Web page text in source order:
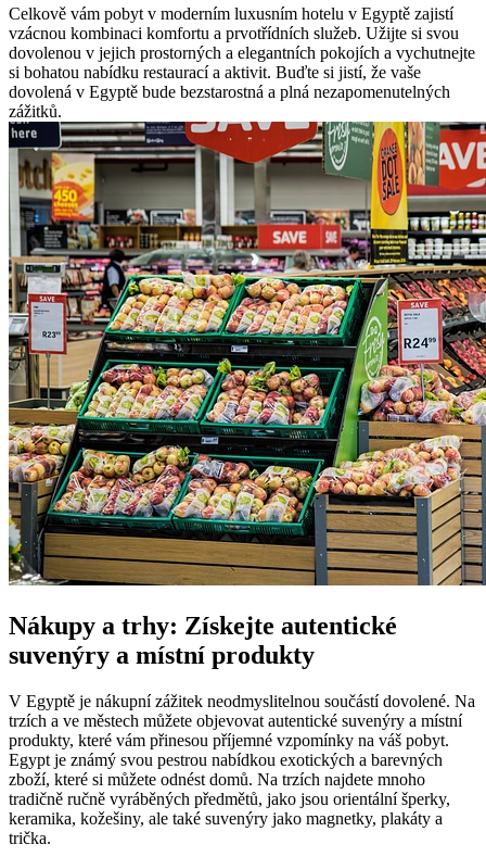
Celkově vám pobyt v moderním luxusním hotelu v Egyptě zajistí
vzácnou kombinaci komfortu a prvotřídních služeb. Užijte si svou
dovolenou v jejich prostorných a elegantních pokojích a vychutnejte
si bohatou nabídku restaurací a aktivit. Buďte si jistí, že vaše
dovolená v Egyptě bude bezstarostná a plná nezapomenutelných
zážitků.
Nákupy a trhy: Získejte autentické
suvenýry a místní produkty
V Egyptě je nákupní zážitek neodmyslitelnou součástí dovolené. Na
trzích a ve městech můžete objevovat autentické suvenýry a místní
produkty, které vám přinesou příjemné vzpomínky na váš pobyt.
Egypt je známý svou pestrou nabídkou exotických a barevných
zboží, které si můžete odnést domů. Na trzích najdete mnoho
tradičně ručně vyráběných předmětů, jako jsou orientální šperky,
keramika, kožešiny, ale také suvenýry jako magnetky, plakáty a
trička.